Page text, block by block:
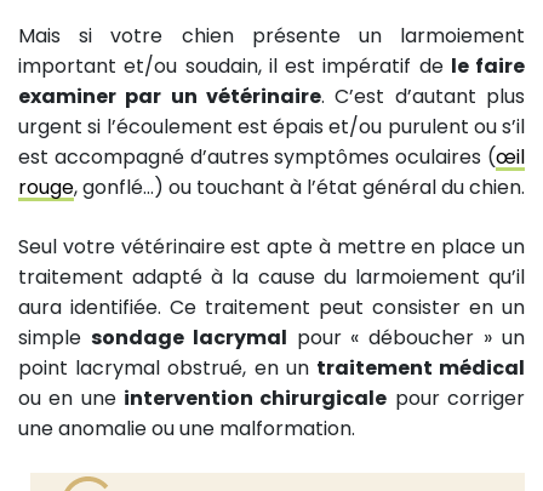
Mais si votre chien présente un larmoiement
important et/ou soudain, il est impératif de le faire
examiner par un vétérinaire. C’est d’autant plus
urgent si l’écoulement est épais et/ou purulent ou s’il
est accompagné d’autres symptômes oculaires (œil
rouge, gonflé…) ou touchant à l’état général du chien.
Seul votre vétérinaire est apte à mettre en place un
traitement adapté à la cause du larmoiement qu’il
aura identifiée. Ce traitement peut consister en un
simple sondage lacrymal pour « déboucher » un
point lacrymal obstrué, en un traitement médical
ou en une intervention chirurgicale pour corriger
une anomalie ou une malformation.